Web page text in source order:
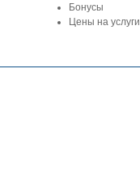
Бонусы
Цены на услуги